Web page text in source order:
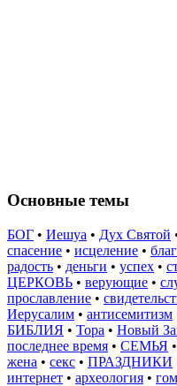
Основные темы
БОГ • Иешуа • Дух Святой
спасение • исцеление •
радость • деньги • успех •
ЦЕРКОВЬ • верующие •
прославление •
Иерусалим • антисемитизм
БИБЛИЯ • Тора • Новый
последнее время • СЕМЬЯ •
жена • секс • ПРАЗДНИКИ
интернет • археология •